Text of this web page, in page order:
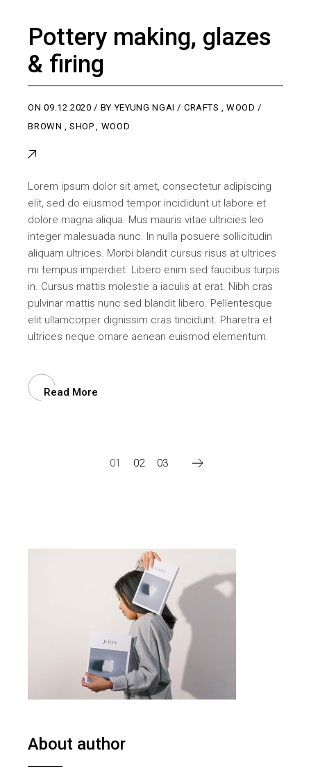
Pottery making, glazes
& firing
ON09.12.2020 BYYEYUNG NGAI CRAFTS ,WOOD
BROWN
SHOP WOOD
Lorem ipsum dolor sit amet, consectetur adipiscing
elit, sed do eiusmod tempor incididunt ut labore et
dolore magna aliqua. Mus mauris vitae ultricies leo
integer malesuada nunc. In nulla posuere sollicitudin
aliquam ultrices. Morbi blandit cursus risus at ultrices
mi tempus imperdiet. Libero enim sed faucibus turpis
in. Cursus mattis molestie a iaculis at erat. Nibh cras
pulvinar mattis nunc sed blandit libero. Pellentesque
elit ullamcorper dignissim cras tincidunt. Pharetra et
ultrices neque ornare aenean euismod elementum.
Read More
01 02 03
About author